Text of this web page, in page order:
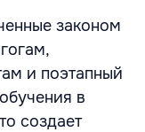
законом
и поэтапный
в
создает